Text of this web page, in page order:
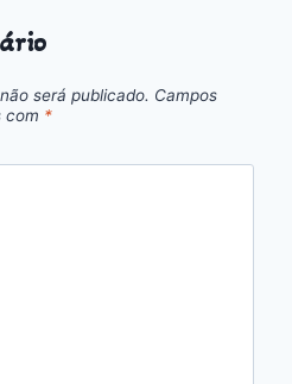
será publicado. Campos
com *